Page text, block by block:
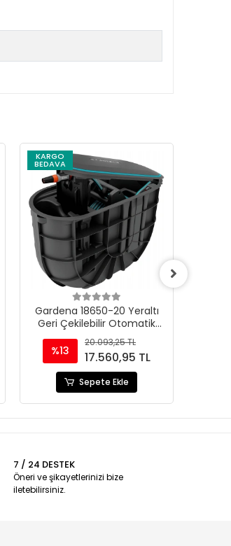
KARGO
BEDAVA
Gardena 18650-20 Yeraltı
Geri Çekilebilir Otomatik
Hortum Sarma Kutusu 20M
%13
20.093,25 TL
17.560,95 TL
Sepete Ekle
7 / 24 DESTEK
Öneri ve şikayetlerinizi bize
iletebilirsiniz.